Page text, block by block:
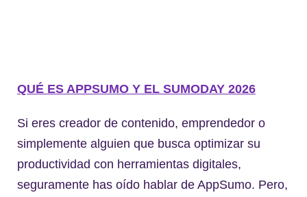
QUÉ ES APPSUMO Y EL SUMODAY 2026
Si eres creador de contenido, emprendedor o
simplemente alguien que busca optimizar su
productividad con herramientas digitales,
seguramente has oído hablar de AppSumo. Pero,